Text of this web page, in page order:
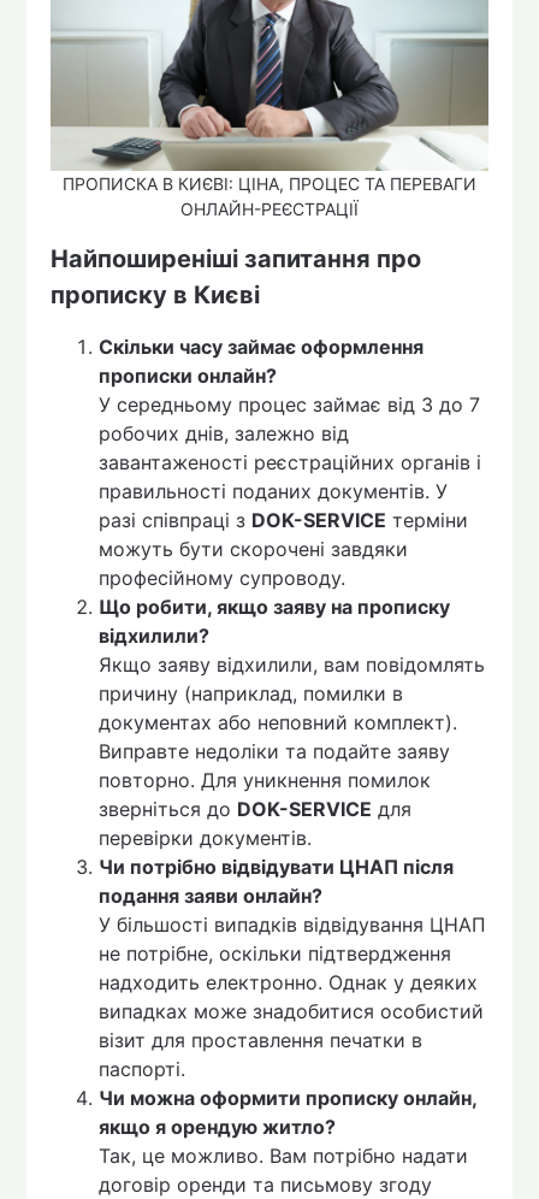
ПРОПИСКА В КИЄВІ: ЦІНА, ПРОЦЕС ТА ПЕРЕВАГИ
ОНЛАЙН-РЕЄСТРАЦІЇ
Найпоширеніші запитання про
прописку в Києві
Скільки часу займає оформлення
прописки онлайн?
У середньому процес займає від 3 до 7
робочих днів, залежно від
завантаженості реєстраційних органів і
правильності поданих документів. У
разі співпраці з DOK-SERVICE терміни
можуть бути скорочені завдяки
професійному супроводу.
Що робити, якщо заяву на прописку
відхилили?
Якщо заяву відхилили, вам повідомлять
причину (наприклад, помилки в
документах або неповний комплект).
Виправте недоліки та подайте заяву
повторно. Для уникнення помилок
зверніться до DOK-SERVICE для
перевірки документів.
Чи потрібно відвідувати ЦНАП після
подання заяви онлайн?
У більшості випадків відвідування ЦНАП
не потрібне, оскільки підтвердження
надходить електронно. Однак у деяких
випадках може знадобитися особистий
візит для проставлення печатки в
паспорті.
Чи можна оформити прописку онлайн,
якщо я орендую житло?
Так, це можливо. Вам потрібно надати
договір оренди та письмову згоду